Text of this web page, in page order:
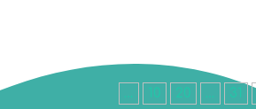
… 10 20 … 31